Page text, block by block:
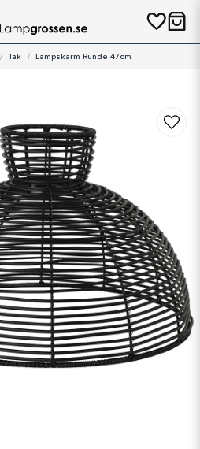
Tak Lampskärm Runde 47cm